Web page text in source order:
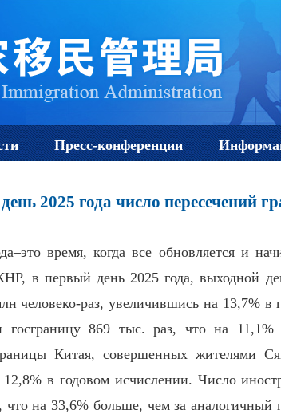
Пресс-конференции
2025 года число пересечений
время, когда все обновляется и
в первый день 2025 года, выходной
человеко-раз, увеличившись на 13,7%
госграницу 869 тыс. раз, что на
Китая, совершенных жителями
в годовом исчислении. Число
что на 33,6% больше, чем за